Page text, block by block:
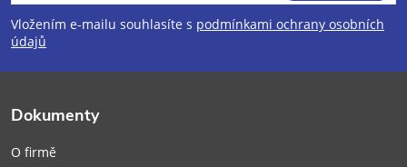
p
a
Vložením e-mailu souhlasíte s podmínkami ochrany osobních
údajů
Dokumenty
O firmě